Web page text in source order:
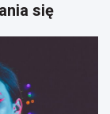
się